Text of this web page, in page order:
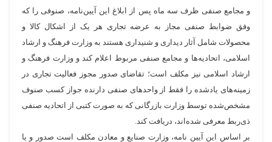
و مجامع صنفی ظرف سه ماه پس از ابلاغ این آیین‌نامه، صنوفی را که
وفق ضوابط صنفی مجاز به عرضه تجاری هر یک از اشکال کالا و
محصولات شامل آثار دیداری و شنیداری هستند به وزارت فرهنگ و ارشاد
اسلامی، اتحادیه‌ها و مجامع صنفی مربوط اعلام کند و وزارت فرهنگ و
ارشاد اسلامی نیز مکلف است؛ تقاضای صدور مجوز فعالیت تجاری در
زمینه‌های یادشده را فقط از واحدهای صنفی دارنده جواز کسب صنوف
مشخص‌شده توسط وزارت بازرگانی که به صورت کتبی از اتحادیه صنفی
ذی‌ربط معرفی شده‌اند، دریافت کند.
بر اساس این آیین نامه، وزارت صنایع و معادن مکلف است صدور و یا